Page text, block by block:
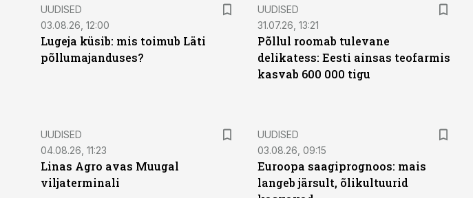
UUDISED
03.08.26, 12:00
Lugeja küsib: mis toimub Läti
põllumajanduses?
UUDISED
31.07.26, 13:21
Põllul roomab tulevane
delikatess: Eesti ainsas teofarmis
kasvab 600 000 tigu
UUDISED
04.08.26, 11:23
Linas Agro avas Muugal
viljaterminali
UUDISED
03.08.26, 09:15
Euroopa saagiprognoos: mais
langeb järsult, õlikultuurid